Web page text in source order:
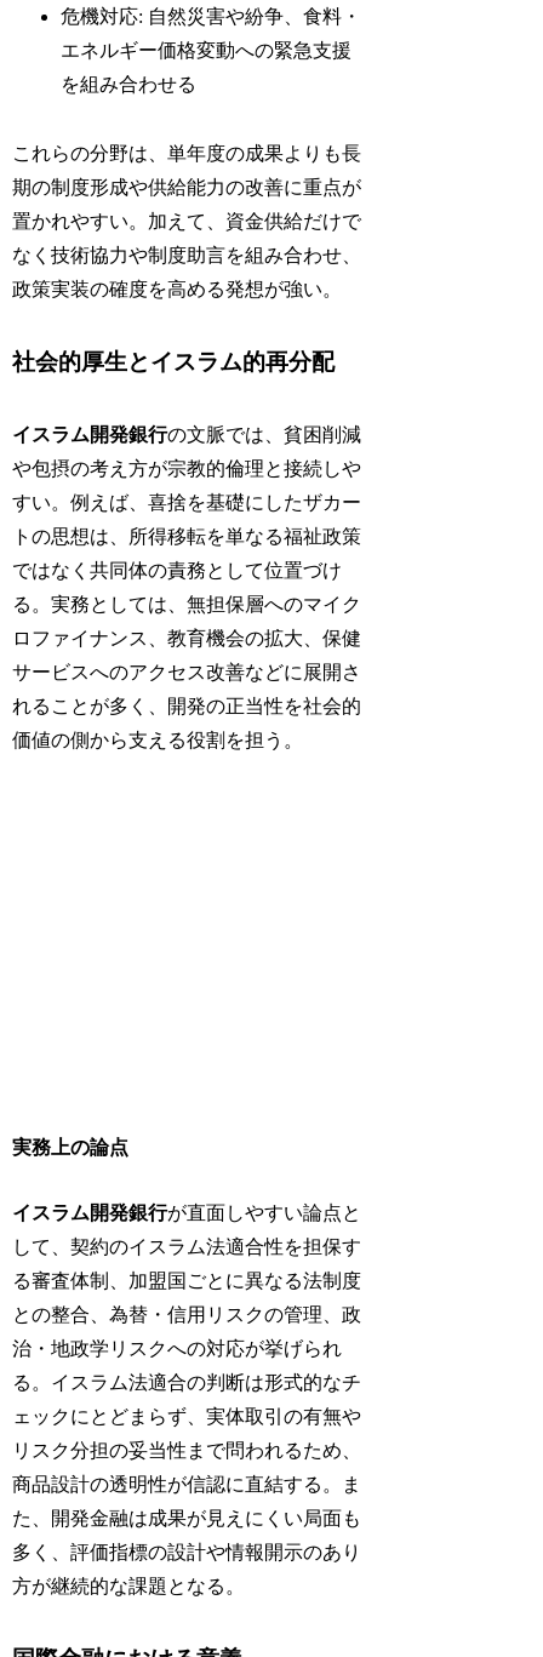
危機対応: 自然災害や紛争、食料・
エネルギー価格変動への緊急支援
を組み合わせる
これらの分野は、単年度の成果よりも長
期の制度形成や供給能力の改善に重点が
置かれやすい。加えて、資金供給だけで
なく技術協力や制度助言を組み合わせ、
政策実装の確度を高める発想が強い。
社会的厚生とイスラム的再分配
イスラム開発銀行の文脈では、貧困削減
や包摂の考え方が宗教的倫理と接続しや
すい。例えば、喜捨を基礎にしたザカー
トの思想は、所得移転を単なる福祉政策
ではなく共同体の責務として位置づけ
る。実務としては、無担保層へのマイク
ロファイナンス、教育機会の拡大、保健
サービスへのアクセス改善などに展開さ
れることが多く、開発の正当性を社会的
価値の側から支える役割を担う。
実務上の論点
イスラム開発銀行が直面しやすい論点と
して、契約のイスラム法適合性を担保す
る審査体制、加盟国ごとに異なる法制度
との整合、為替・信用リスクの管理、政
治・地政学リスクへの対応が挙げられ
る。イスラム法適合の判断は形式的なチ
ェックにとどまらず、実体取引の有無や
リスク分担の妥当性まで問われるため、
商品設計の透明性が信認に直結する。ま
た、開発金融は成果が見えにくい局面も
多く、評価指標の設計や情報開示のあり
方が継続的な課題となる。